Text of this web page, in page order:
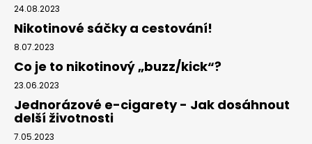
24.08.2023
Nikotinové sáčky a cestování!
8.07.2023
Co je to nikotinový „buzz/kick“?
23.06.2023
Jednorázové e-cigarety - Jak dosáhnout
delší životnosti
7.05.2023